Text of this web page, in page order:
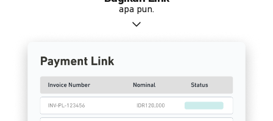
apa pun.